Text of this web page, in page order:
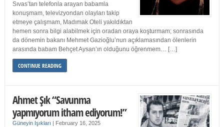
Sıvas’tan telefonla arayan babamla
konuşmam, televizyondan olayları takip
etmeye çalışmam, Madımak Oteli yakıldıktan
hemen sonra bilgi alabilmek için oradan oraya koşturmam; sonrasında
da dönemin bakanı Mehmet Gazioğlu’nun açıklamasından ölenlerin
arasında babam Behçet Aysan’ın olduğunu öğrenmem… […]
CONTINUE READING
Ahmet Şık “Savunma
yapmıyorum itham ediyorum!”
Güneyin Işıkları | February 16, 2025